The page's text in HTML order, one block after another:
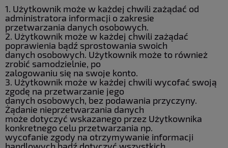
1. Użytkownik może w każdej chwili zażądać od
administratora informacji o zakresie
przetwarzania danych osobowych.
2. Użytkownik może w każdej chwili zażądać
poprawienia bądź sprostowania swoich
danych osobowych. Użytkownik może to również
zrobić samodzielnie, po
zalogowaniu się na swoje konto.
3. Użytkownik może w każdej chwili wycofać swoją
zgodę na przetwarzanie jego
danych osobowych, bez podawania przyczyny.
Żądanie nieprzetwarzania danych
może dotyczyć wskazanego przez Użytkownika
konkretnego celu przetwarzania np.
wycofanie zgody na otrzymywanie informacji